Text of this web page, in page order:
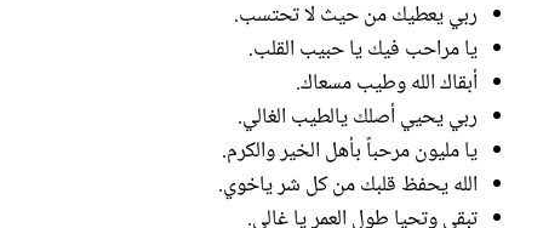
ربي يعطيك من حيث لا تحتسب.
يا مراحب فيك يا حبيب القلب.
أبقاك الله وطيب مسعاك.
ربي يحيي أصلك يالطيب الغالي.
يا مليون مرحباً بأهل الخير والكرم.
الله يحفظ قلبك من كل شر ياخوي.
تبقى وتحيا طول العمر يا غالي.